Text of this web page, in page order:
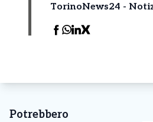
TorinoNews24 -
Potrebbero